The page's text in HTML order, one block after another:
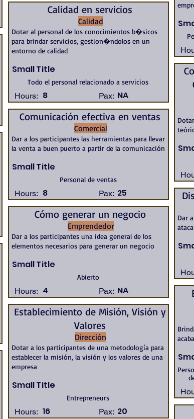
Calidad en servicios
Calidad
Dotar al personal de los conocimientos b�sicos
para brindar servicios, gestion�ndolos en un
entorno de calidad
Small Title
Todo el personal relacionado a servicios
Hours: 8 Pax: NA
Comunicación efectiva en ventas
Comercial
Dar a los participantes las herramientas para llevar
la venta a buen puerto a partir de la comunicación
Small Title
Personal de ventas
Hours: 8 Pax: 25
Cómo generar un negocio
Emprendedor
Dar a los participantes una idea general de los
elementos necesarios para generar un negocio
Small Title
Abierto
Hours: 4 Pax: NA
Establecimiento de Misión, Visión y
Valores
Dirección
Dotar a los participantes de una metodología para
establecer la misión, la visión y los valores de una
empresa
Small Title
Entrepreneurs
Hours: 16 Pax: 20
Dar